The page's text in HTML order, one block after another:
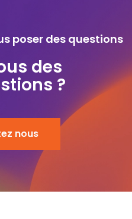
poser des questions
des
?
nous